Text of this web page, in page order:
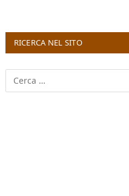
RICERCA NEL SITO